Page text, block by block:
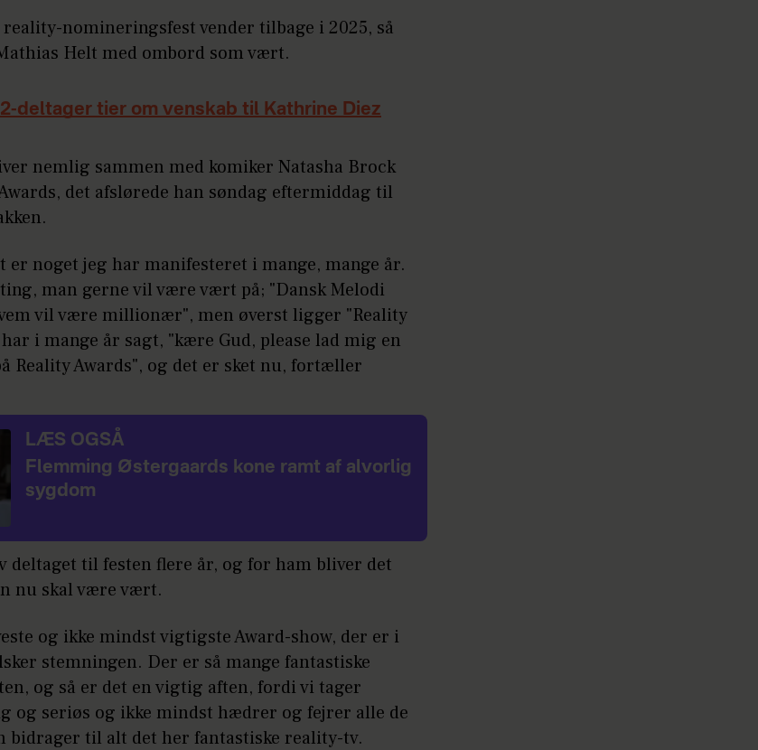
nomineringsfest vender tilbage i 2025, så
Helt med ombord som vært.
deltager tier om venskab til Kathrine Diez
nemlig sammen med komiker Natasha Brock
det afslørede han søndag eftermiddag til
er noget jeg har manifesteret i mange, mange år.
man gerne vil være vært på; "Dansk Melodi
vil være millionær", men øverst ligger "Reality
i mange år sagt, "kære Gud, please lad mig en
Reality Awards", og det er sket nu, fortæller
LÆS OGSÅ
Flemming Østergaards kone ramt af alvorlig
sygdom
deltaget til festen flere år, og for ham bliver det
nu skal være vært.
og ikke mindst vigtigste Award-show, der er i
stemningen. Der er så mange fantastiske
og så er det en vigtig aften, fordi vi tager
og seriøs og ikke mindst hædrer og fejrer alle de
bidrager til alt det her fantastiske reality-tv.